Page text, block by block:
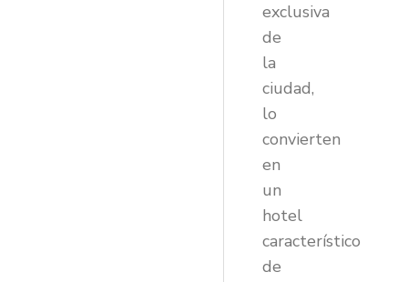
exclusiva
de
la
ciudad,
lo
convierten
en
un
hotel
característico
de